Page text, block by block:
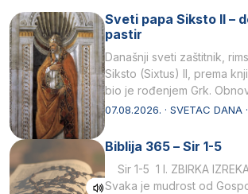
Sveti papa Siksto II –
pastir
Današnji sveti zaštitnik,
Siksto (Sixtus) II, prema
bio je rođenjem Grk.
afričkim…
07.08.2026. · SVETAC DANA ·
Biblija 365 – Sir 1-5
Sir 1-5 1 I. ZBIRKA
Svaka je mudrost od